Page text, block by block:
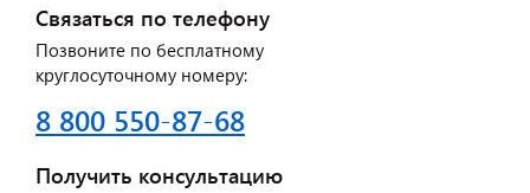
Связаться по телефону
Позвоните по бесплатному
круглосуточному номеру:
8 800 550-87-68
Получить консультацию